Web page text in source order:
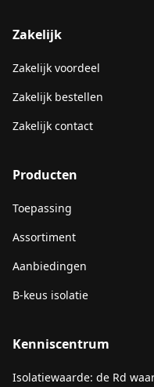
Zakelijk
Zakelijk voordeel
Zakelijk bestellen
Zakelijk contact
Producten
Toepassing
Assortiment
Aanbiedingen
B-keus isolatie
Kenniscentrum
Isolatiewaarde: de Rd